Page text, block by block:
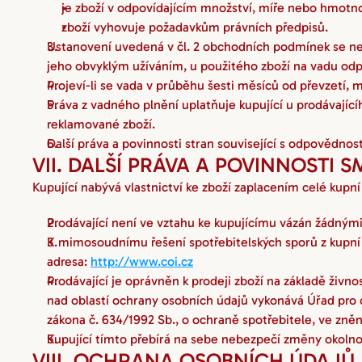
je zboží v odpovídajícím množství, míře nebo
zboží vyhovuje požadavkům právních předpisů.
Ustanovení uvedená v čl. 2 obchodních podmínek se
jeho obvyklým užíváním, u použitého zboží na vadu
Projeví-li se vada v průběhu šesti měsíců od převzetí,
Práva z vadného plnění uplatňuje kupující u
reklamované zboží.
Další práva a povinnosti stran související s
VII. DALŠÍ PRÁVA A POVINNOSTI
Kupující nabývá vlastnictví ke zboží zaplacením celé
Prodávající není ve vztahu ke kupujícímu vázán
K mimosoudnímu řešení spotřebitelských sporů z
adresa: http://www.coi.cz
Prodávající je oprávněn k prodeji zboží na základě
nad oblastí ochrany osobních údajů vykonává Úřad
zákona č. 634/1992 Sb., o ochraně spotřebitele, ve
Kupující tímto přebírá na sebe nebezpečí změny